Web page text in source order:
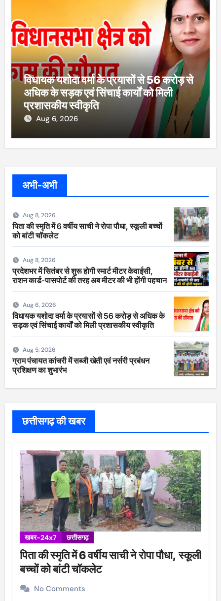
विधायक यशोदा वर्मा के प्रयासों से 56 करोड़ से
अधिक के सड़क एवं सिंचाई कार्यों को मिली
प्रशासकीय स्वीकृति
Aug 6, 2026
अभी-अभी
Aug 8, 2026
पिता की स्मृति में 6 वर्षीय साची ने रोपा पौधा, स्कूली बच्चों
को बांटी चॉकलेट
Aug 8, 2026
प्रदेशभर में सितंबर से शुरू होगी स्मार्ट मीटर केवाईसी,
राशन कार्ड-पासपोर्ट की तरह अब मीटर की भी होंगी पहचान
Aug 6, 2026
विधायक यशोदा वर्मा के प्रयासों से 56 करोड़ से अधिक के
सड़क एवं सिंचाई कार्यों को मिली प्रशासकीय स्वीकृति
Aug 5, 2026
ग्राम पंचायत कांचरी में सब्जी खेती एवं नर्सरी प्रबंधन
प्रशिक्षण का शुभारंभ
छत्तीसगढ़ की खबर
खबर-24x7 छत्तीसगढ़
पिता की स्मृति में 6 वर्षीय साची ने रोपा पौधा, स्कूली
बच्चों को बांटी चॉकलेट
No Comments